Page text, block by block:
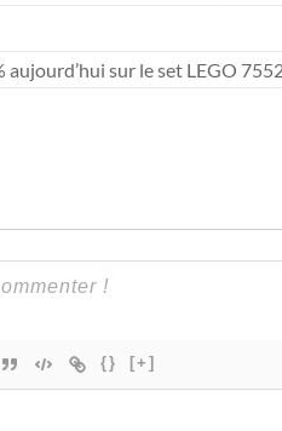
aujourd’hui sur le set LEGO
{} [+]